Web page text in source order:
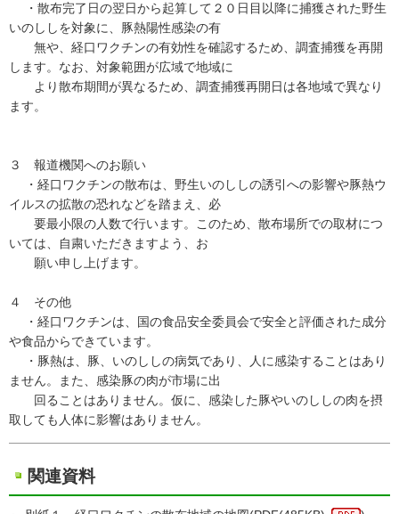
・散布完了日の翌日から起算して２０日目以降に捕獲された野生
いのししを対象に、豚熱陽性感染の有
無や、経口ワクチンの有効性を確認するため、調査捕獲を再開
します。なお、対象範囲が広域で地域に
より散布期間が異なるため、調査捕獲再開日は各地域で異なり
ます。
３ 報道機関へのお願い
・経口ワクチンの散布は、野生いのししの誘引への影響や豚熱ウ
イルスの拡散の恐れなどを踏まえ、必
要最小限の人数で行います。このため、散布場所での取材につ
いては、自粛いただきますよう、お
願い申し上げます。
４ その他
・経口ワクチンは、国の食品安全委員会で安全と評価された成分
や食品からできています。
・豚熱は、豚、いのししの病気であり、人に感染することはあり
ません。また、感染豚の肉が市場に出
回ることはありません。仮に、感染した豚やいのししの肉を摂
取しても人体に影響はありません。
関連資料